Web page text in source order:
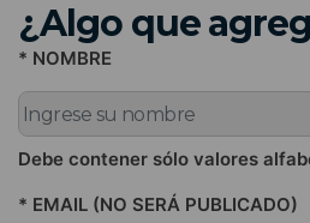
¿Algo que
* NOMBRE
Debe contener sólo valores
* EMAIL (NO SERÁ PUBLICADO)